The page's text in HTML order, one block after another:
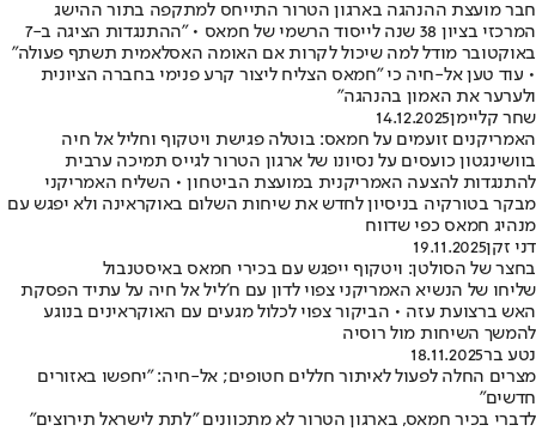
חבר מועצת ההנהגה בארגון הטרור התייחס למתקפה בתור ההישג
המרכזי בציון 38 שנה לייסוד הרשמי של חמאס • "ההתנגדות הציגה ב-7
באוקטובר מודל למה שיכול לקרות אם האומה האסלאמית תשתף פעולה"
• עוד טען אל-חיה כי "חמאס הצליח ליצור קרע פנימי בחברה הציונית
ולערער את האמון בהנהגה"
שחר קליימן14.12.2025
האמריקנים זועמים על חמאס: בוטלה פגישת ויטקוף וחליל אל חיה
בוושינגטון כועסים על נסיונו של ארגון הטרור לגייס תמיכה ערבית
להתנגדות להצעה האמריקנית במועצת הביטחון • השליח האמריקני
מבקר בטורקיה בניסיון לחדש את שיחות השלום באוקראינה ולא יפגש עם
מנהיג חמאס כפי שדווח
דני זקן19.11.2025
בחצר של הסולטן: ויטקוף ייפגש עם בכירי חמאס באיסטנבול
שליחו של הנשיא האמריקני צפוי לדון עם ח'ליל אל חיה על עתיד הפסקת
האש ברצועת עזה • הביקור צפוי לכלול מגעים עם האוקראינים בנוגע
להמשך השיחות מול רוסיה
נטע בר18.11.2025
מצרים החלה לפעול לאיתור חללים חטופים; אל-חיה: "יחפשו באזורים
חדשים"
לדברי בכיר חמאס, בארגון הטרור לא מתכוונים "לתת לישראל תירוצים"